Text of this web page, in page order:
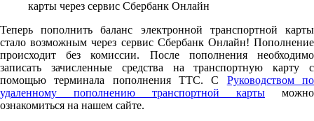
Теперь пополнить баланс электронной транспортной карты
стало возможным через сервис Сбербанк Онлайн! Пополнение
происходит без комиссии. После пополнения необходимо
записать зачисленные средства на транспортную карту с
помощью терминала пополнения ТТС. С Руководством по
удаленному пополнению транспортной карты можно
ознакомиться на нашем сайте.